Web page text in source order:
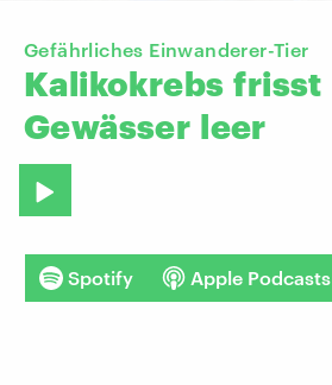
Gefährliches Einwanderer-Tier
Kalikokrebs frisst
Gewässer leer
Spotify Apple Podcasts